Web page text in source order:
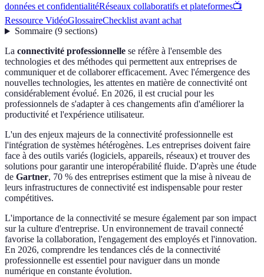
données et confidentialitéRéseaux collaboratifs et plateformes📺
Ressource VidéoGlossaireChecklist avant achat
Sommaire(9 sections)
La connectivité professionnelle se réfère à l'ensemble des
technologies et des méthodes qui permettent aux entreprises de
communiquer et de collaborer efficacement. Avec l'émergence des
nouvelles technologies, les attentes en matière de connectivité ont
considérablement évolué. En 2026, il est crucial pour les
professionnels de s'adapter à ces changements afin d'améliorer la
productivité et l'expérience utilisateur.
L'un des enjeux majeurs de la connectivité professionnelle est
l'intégration de systèmes hétérogènes. Les entreprises doivent faire
face à des outils variés (logiciels, appareils, réseaux) et trouver des
solutions pour garantir une interopérabilité fluide. D'après une étude
de Gartner, 70 % des entreprises estiment que la mise à niveau de
leurs infrastructures de connectivité est indispensable pour rester
compétitives.
L'importance de la connectivité se mesure également par son impact
sur la culture d'entreprise. Un environnement de travail connecté
favorise la collaboration, l'engagement des employés et l'innovation.
En 2026, comprendre les tendances clés de la connectivité
professionnelle est essentiel pour naviguer dans un monde
numérique en constante évolution.